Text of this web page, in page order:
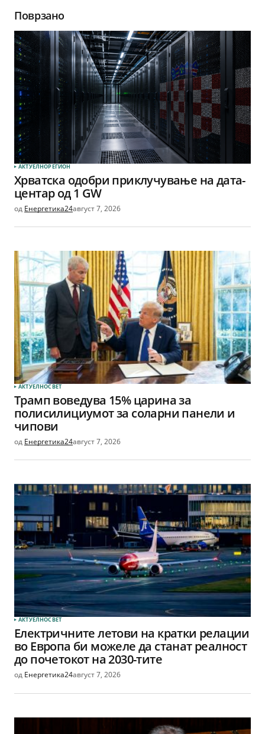
Поврзано
АКТУЕЛНОРЕГИОН
Хрватска одобри приклучување на дата-
центар од 1 GW
од Енергетика24август 7, 2026
АКТУЕЛНОСВЕТ
Трамп воведува 15% царина за
полисилициумот за соларни панели и
чипови
од Енергетика24август 7, 2026
АКТУЕЛНОСВЕТ
Електричните летови на кратки релации
во Европа би можеле да станат реалност
до почетокот на 2030-тите
од Енергетика24август 7, 2026